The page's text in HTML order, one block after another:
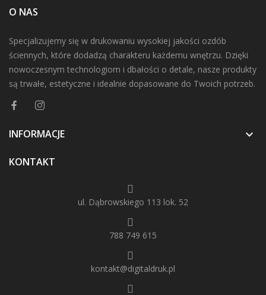
O NAS
Specjalizujemy się w drukowaniu wysokiej jakości ozdób
ściennych, które dodadzą charakteru każdemu wnętrzu. Dzięki
nowoczesnym technologiom i dbałości o detale, nasze produkty
są trwałe, estetyczne i idealnie dopasowane do Twoich potrzeb.
INFORMACJE 
KONTAKT
ul. Dąbrowskiego 113 lok. 52
788 749 615
kontakt@digitaldruk.pl